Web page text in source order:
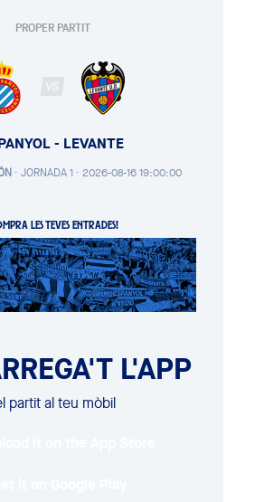
PROPER PARTIT
VS
- LEVANTE
· JORNADA 1 · 2026-08-16 19:00:00
LES TEVES ENTRADES!
L'APP
partit al teu mòbil